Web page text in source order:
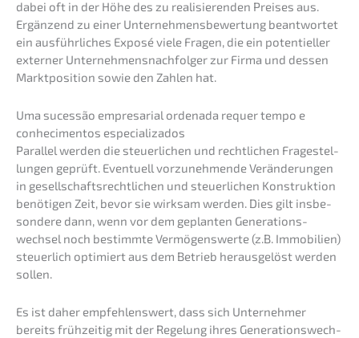
dabei oft in der Höhe des zu reali­sie­ren­den Preises aus.
Ergän­zend zu einer Unter­neh­mens­be­wer­tung beant­wor­tet
ein ausführ­li­ches Exposé viele Fragen, die ein poten­ti­el­ler
exter­ner Unter­neh­mens­nach­fol­ger zur Firma und dessen
Markt­po­si­ti­on sowie den Zahlen hat.
Uma suces­são empre­sa­ri­al ordena­da requer tempo e
conhe­ci­ment­os especializados
Paral­lel werden die steuer­li­chen und recht­li­chen Frage­stel­
lun­gen geprüft. Eventu­ell vorzu­neh­men­de Verän­de­run­gen
in gesell­schafts­recht­li­chen und steuer­li­chen Konstruk­ti­on
benöti­gen Zeit, bevor sie wirksam werden. Dies gilt insbe­
son­de­re dann, wenn vor dem geplan­ten Generations­
wechsel noch bestimm­te Vermö­gens­wer­te (z.B. Immobi­li­en)
steuer­lich optimiert aus dem Betrieb heraus­ge­löst werden
sollen.
Es ist daher empfeh­lens­wert, dass sich Unter­neh­mer
bereits frühzei­tig mit der Regelung ihres Genera­ti­ons­wech­